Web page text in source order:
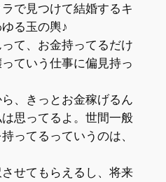
で見つけて結婚するキ
る玉の輿♪
て、お金持ってるだけ
ていう仕事に偏見持っ
、きっとお金稼げるん
思ってるよ。世間一般
ってるっていうのは、
せてもらえるし、将来